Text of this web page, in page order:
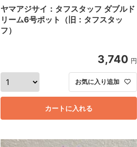
ヤマアジサイ：タフスタッフ ダブルド
リーム6号ポット（旧：タフスタッ
フ）
3,740 円
カートに入れる
お気に入り追加